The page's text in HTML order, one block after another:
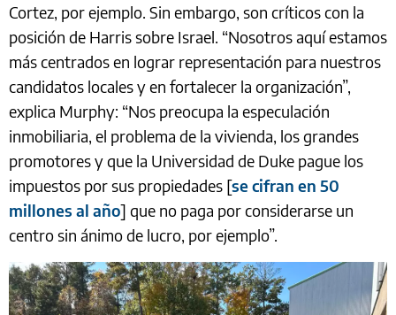
Cortez, por ejemplo. Sin embargo, son críticos con la
posición de Harris sobre Israel. “Nosotros aquí estamos
más centrados en lograr representación para nuestros
candidatos locales y en fortalecer la organización”,
explica Murphy: “Nos preocupa la especulación
inmobiliaria, el problema de la vivienda, los grandes
promotores y que la Universidad de Duke pague los
impuestos por sus propiedades [se cifran en 50
millones al año] que no paga por considerarse un
centro sin ánimo de lucro, por ejemplo”.